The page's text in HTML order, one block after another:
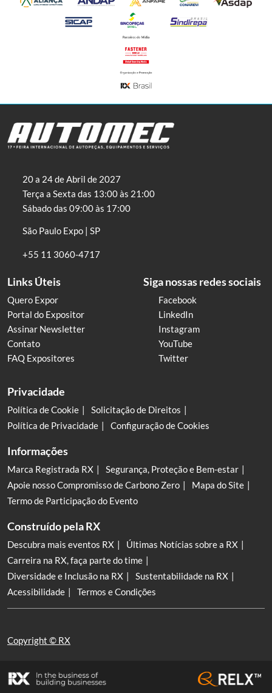
20 a 24 de Abril de 2027
Terça a Sexta das 13:00 às 21:00
Sábado das 09:00 às 17:00
São Paulo Expo | SP
+55 11 3060-4717
Links Úteis
Quero Expor
Portal do Expositor
Assinar Newsletter
Contato
FAQ Expositores
Siga nossas redes sociais
Facebook
LinkedIn
Instagram
YouTube
Twitter
Privacidade
Política de Cookie
Solicitação de Direitos
Política de Privacidade
Configuração de Cookies
Informações
Marca Registrada RX
Segurança, Proteção e Bem-estar
Apoie nosso Compromisso de Carbono Zero
Mapa do Site
Termo de Participação do Evento
Construído pela RX
Descubra mais eventos RX
Últimas Notícias sobre a RX
Carreira na RX, faça parte do time
Diversidade e Inclusão na RX
Sustentabilidade na RX
Acessibilidade
Termos e Condições
Copyright © RX